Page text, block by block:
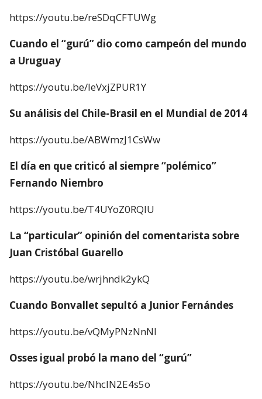
https://youtu.be/reSDqCFTUWg
Cuando el “gurú” dio como campeón del mundo
a Uruguay
https://youtu.be/IeVxjZPUR1Y
Su análisis del Chile-Brasil en el Mundial de 2014
https://youtu.be/ABWmzJ1CsWw
El día en que criticó al siempre “polémico”
Fernando Niembro
https://youtu.be/T4UYoZ0RQlU
La “particular” opinión del comentarista sobre
Juan Cristóbal Guarello
https://youtu.be/wrjhndk2ykQ
Cuando Bonvallet sepultó a Junior Fernándes
https://youtu.be/vQMyPNzNnNI
Osses igual probó la mano del “gurú”
https://youtu.be/NhclN2E4s5o